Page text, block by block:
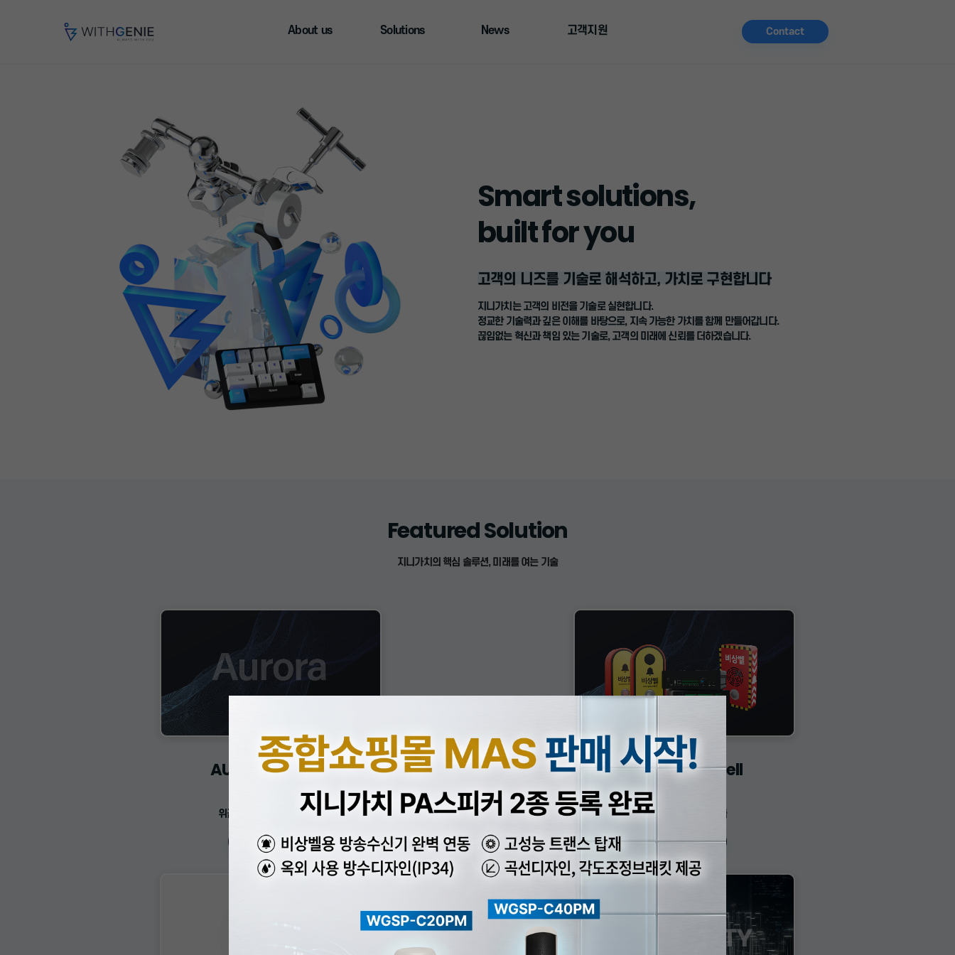
About us Solutions News 고객지원 Contact
Smart solutions,
built for you
고객의 니즈를 기술로 해석하고, 가치로 구현합니다
지니가치는 고객의 비전을 기술로 실현합니다.
정교한 기술력과 깊은 이해를 바탕으로, 지속 가능한 가치를 함께 만들어갑니다.
끊임없는 혁신과 책임 있는 기술로, 고객의 미래에 신뢰를 더하겠습니다.
Featured Solution
지니가치의 핵심 솔루션, 미래를 여는 기술
AURORA SERVER
비상벨 관리 시스템
위급 상황 즉시 대응 및 관리
View more
Emergency Bell
현장 즉시 알림 및 호출
View more
×